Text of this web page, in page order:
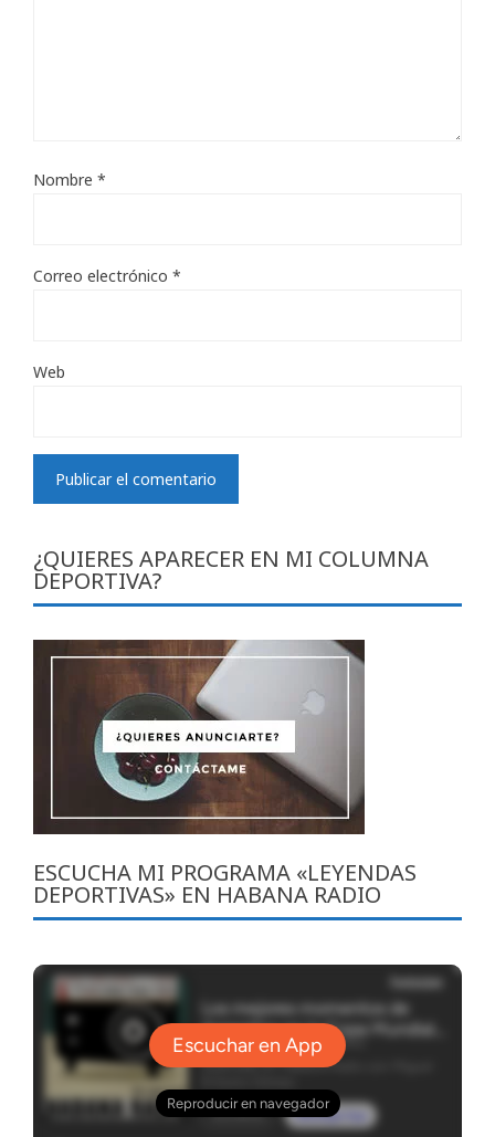
Nombre *
Correo electrónico *
Web
¿QUIERES APARECER EN MI COLUMNA
DEPORTIVA?
ESCUCHA MI PROGRAMA «LEYENDAS
DEPORTIVAS» EN HABANA RADIO